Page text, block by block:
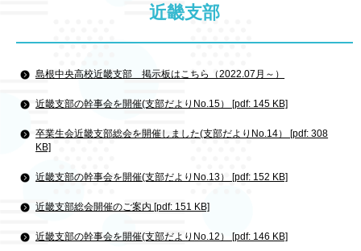
近畿支部
島根中央高校近畿支部 掲示板はこちら（2022.07月～）
近畿支部の幹事会を開催(支部だよりNo.15） [pdf: 145 KB]
卒業生会近畿支部総会を開催しました(支部だよりNo.14） [pdf: 308
KB]
近畿支部の幹事会を開催(支部だよりNo.13） [pdf: 152 KB]
近畿支部総会開催のご案内 [pdf: 151 KB]
近畿支部の幹事会を開催(支部だよりNo.12） [pdf: 146 KB]